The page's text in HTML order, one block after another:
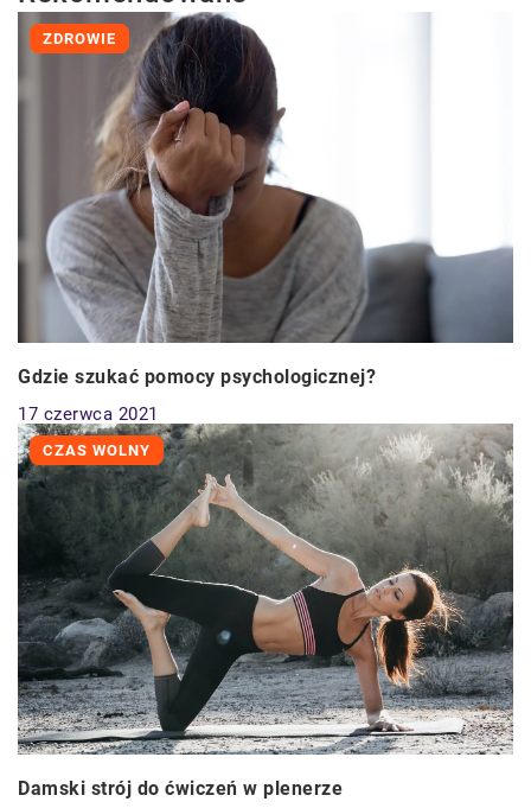
ZDROWIE
Gdzie szukać pomocy psychologicznej?
17 czerwca 2021
CZAS WOLNY
Damski strój do ćwiczeń w plenerze